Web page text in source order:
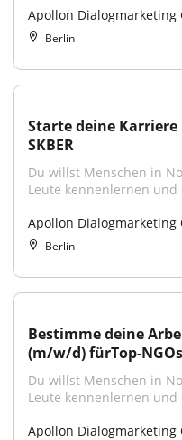
Apollon Dialogmarketing
Berlin
Starte deine
SKBER
Du willst Menschen in
Leute kennenlernen
Apollon Dialogmarketing
Berlin
Bestimme deine
(m/w/d) fürTop-NGOs
Du willst Menschen in
Leute kennenlernen
Apollon Dialogmarketing